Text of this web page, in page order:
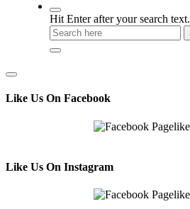
Hit Enter after your search text.
Like Us On Facebook
Like Us On Instagram